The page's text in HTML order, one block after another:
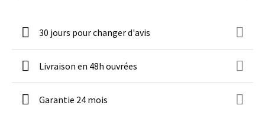
30 jours pour changer d'avis
Livraison en 48h ouvrées
Garantie 24 mois